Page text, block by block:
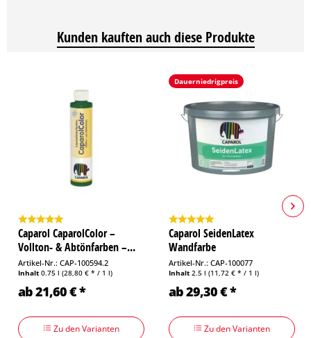
Kunden kauften auch diese Produkte
Caparol CaparolColor –
Vollton- & Abtönfarben –...
Artikel-Nr.: CAP-100594.2
Inhalt 0.75 l (28,80 € * / 1 l)
ab 21,60 € *
Zu den Varianten
Dauerniedrigpreis
Caparol SeidenLatex
Wandfarbe
Artikel-Nr.: CAP-100077
Inhalt 2.5 l (11,72 € * / 1 l)
ab 29,30 € *
Zu den Varianten